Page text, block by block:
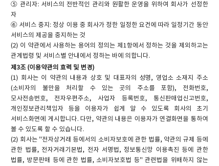
공지사항
기사문의
광고문의
Contact
⑤ 관리자: 서비스의 전반적인 관리와 원활한 운영을 위하여 회사가 선정한
자
⑥ 서비스 중지: 정상 이용 중 회사가 정한 일정한 요건에 따라 일정기간 동안
서비스의 제공을 중지하는 것
(2) 이 약관에서 사용하는 용어의 정의는 제1항에서 정하는 것을 제외하고는
관계법령 및 서비스별 안내에서 정하는 바에 의합니다.
제3조 (이용약관의 효력 및 변경)
(1) 회사는 이 약관의 내용과 상호 및 대표자의 성명, 영업소 소재지 주소
(소비자의 불만을 처리할 수 있는 곳의 주소를 포함), 전화번호,
모사전송번호, 전자우편주소, 사업자 등록번호, 통신판매업신고번호,
개인정보관리책임자 등을 이용자가 쉽게 알 수 있도록 회사의 초기
서비스화면에 게시합니다. 다만, 약관의 내용은 이용자가 연결화면을 통하여
볼 수 있도록 할 수 있습니다.
(2) 회사는 "전자상거래 등에서의 소비자보호에 관한 법률, 약관의 규제 등에
관한 법률, 전자거래기본법, 전자 서명법, 정보통신망 이용촉진 등에 관한
법률, 방문판매 등에 관한 법률, 소비자보호법 등" 관련법을 위배하지 않는